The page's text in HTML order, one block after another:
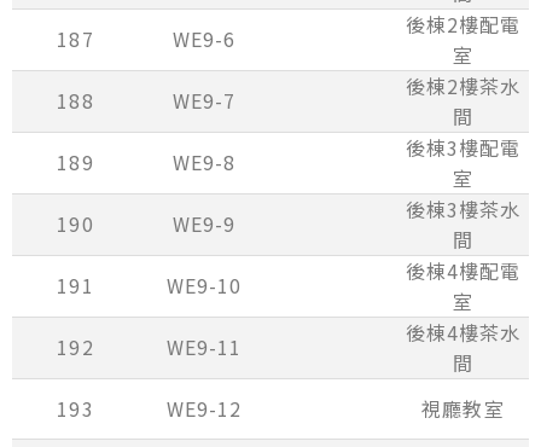
187
WE9-6
後棟2樓配電
室
188
WE9-7
後棟2樓茶水
間
189
WE9-8
後棟3樓配電
室
190
WE9-9
後棟3樓茶水
間
191
WE9-10
後棟4樓配電
室
192
WE9-11
後棟4樓茶水
間
193
WE9-12 視廳教室